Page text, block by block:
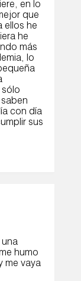
en lo
que
ellos he
he
más
lo
sólo
con día
sus
humo
me vaya